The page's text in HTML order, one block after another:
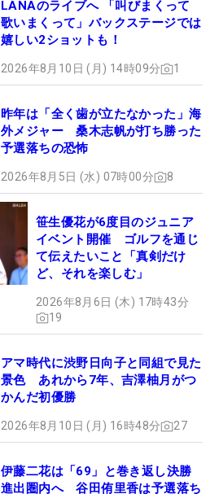
LANAのライブへ 「叫びまくって
歌いまくって」バックステージでは
嬉しい2ショットも！
2026年8月10日 (月) 14時09分 1
昨年は「全く歯が立たなかった」海
外メジャー 桑木志帆が打ち勝った
予選落ちの恐怖
2026年8月5日 (水) 07時00分 8
笹生優花が6度目のジュニア
イベント開催 ゴルフを通じ
て伝えたいこと「真剣だけ
ど、それを楽しむ」
2026年8月6日 (木) 17時43分
19
アマ時代に渋野日向子と同組で見た
景色 あれから7年、吉澤柚月がつ
かんだ初優勝
2026年8月10日 (月) 16時48分 27
伊藤二花は「69」と巻き返し決勝
進出圏内へ 谷田侑里香は予選落ち